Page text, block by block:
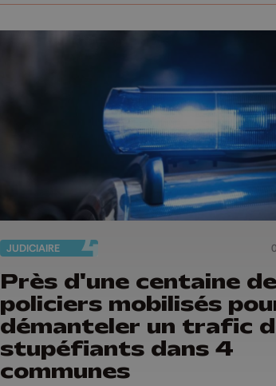
JUDICIAIRE
Près d'une centaine de
policiers mobilisés
démanteler un trafic
stupéfiants dans 4
communes